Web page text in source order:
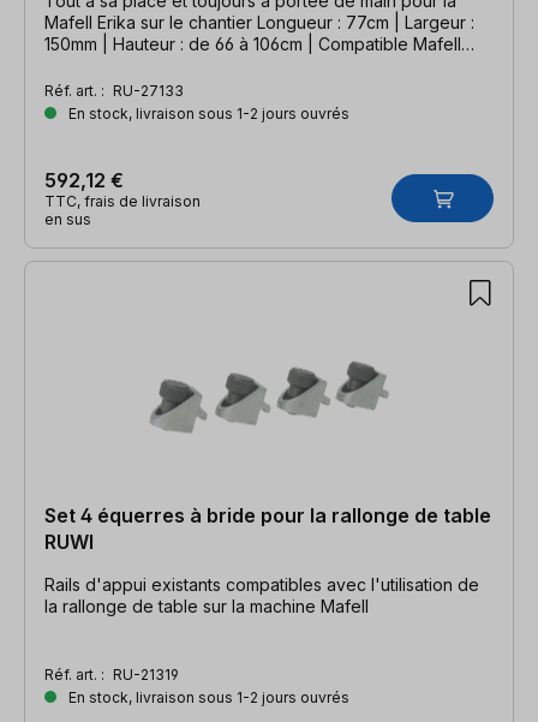
Mafell Erika sur le chantier Longueur : 77cm | Largeur :
150mm | Hauteur : de 66 à 106cm | Compatible Mafell
Réf. art. : RU-27133
En stock, livraison sous 1-2 jours ouvrés
592,12 €
TTC, frais de livraison
en sus
Set 4 équerres à bride pour la rallonge de table
RUWI
Rails d'appui existants compatibles avec l'utilisation de
la rallonge de table sur la machine Mafell
Réf. art. : RU-21319
En stock, livraison sous 1-2 jours ouvrés